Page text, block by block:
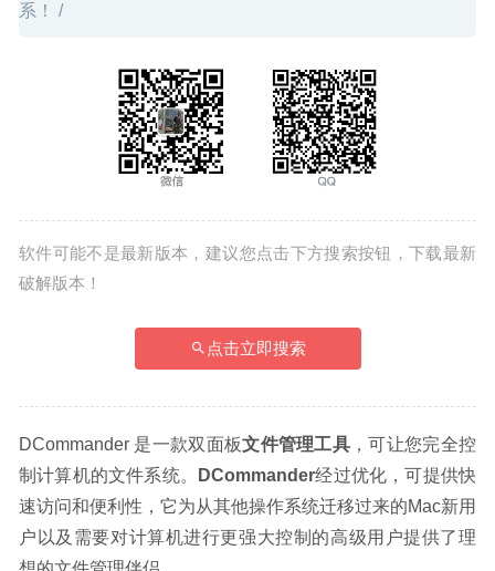
系！ /
软件可能不是最新版本，建议您点击下方搜索按钮，下载最新
破解版本！
点击立即搜索
DCommander 是一款双面板文件管理工具 ，可让您完全控
制计算机的文件系统。
DCommander经过优化，可提供快
速访问和便利性，它为从其他操作系统迁移过来的Mac新用
户以及需要对计算机进行更强大控制的高级用户提供了理